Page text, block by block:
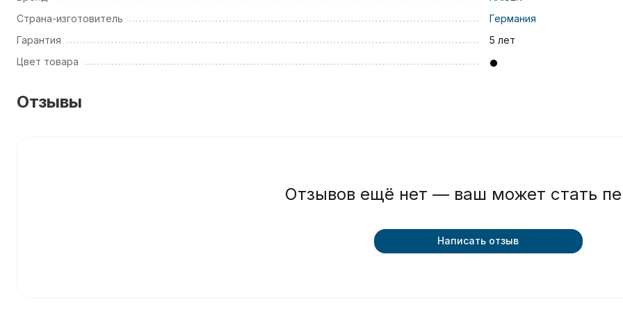
Страна-изготовитель
Германия
Гарантия
5 лет
Цвет товара
Отзывы
Отзывов ещё нет — ваш может стать
Написать отзыв